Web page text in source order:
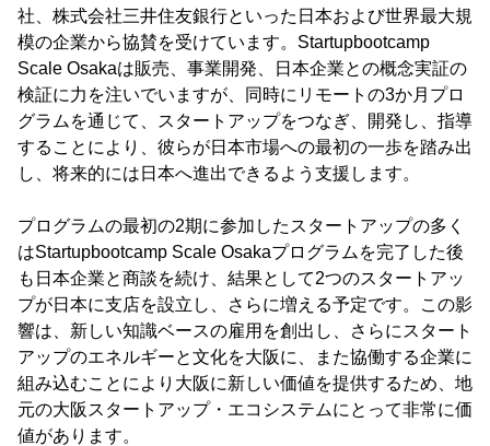
社、株式会社三井住友銀行といった日本および世界最大規
模の企業から協賛を受けています。Startupbootcamp
Scale Osakaは販売、事業開発、日本企業との概念実証の
検証に力を注いでいますが、同時にリモートの3か月プロ
グラムを通じて、スタートアップをつなぎ、開発し、指導
することにより、彼らが日本市場への最初の一歩を踏み出
し、将来的には日本へ進出できるよう支援します。
プログラムの最初の2期に参加したスタートアップの多く
はStartupbootcamp Scale Osakaプログラムを完了した後
も日本企業と商談を続け、結果として2つのスタートアッ
プが日本に支店を設立し、さらに増える予定です。この影
響は、新しい知識ベースの雇用を創出し、さらにスタート
アップのエネルギーと文化を大阪に、また協働する企業に
組み込むことにより大阪に新しい価値を提供するため、地
元の大阪スタートアップ・エコシステムにとって非常に価
値があります。